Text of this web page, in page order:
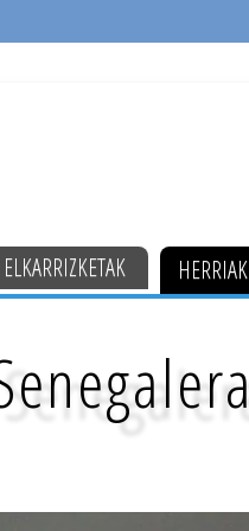
ELKARRIZKETAK HERRIAK